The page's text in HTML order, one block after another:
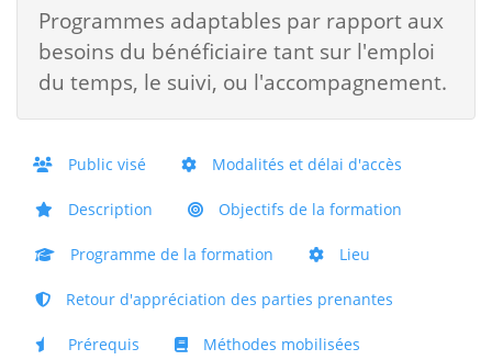
Programmes adaptables par rapport aux
besoins du bénéficiaire tant sur l'emploi
du temps, le suivi, ou l'accompagnement.
Public visé Modalités et délai d'accès
Description Objectifs de la formation
Programme de la formation Lieu
Retour d'appréciation des parties prenantes
Prérequis Méthodes mobilisées